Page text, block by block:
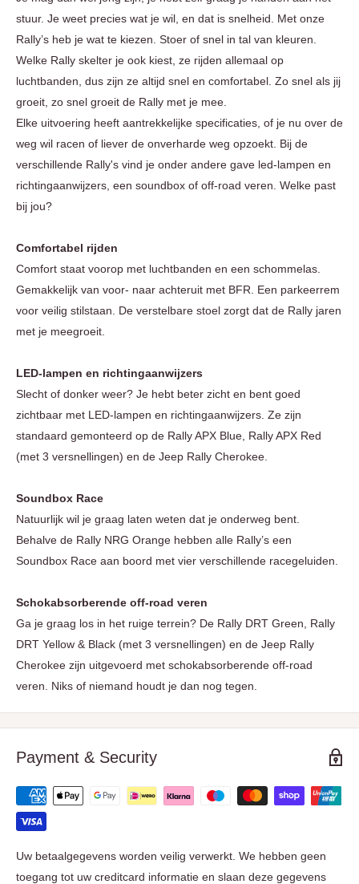
stuur. Je weet precies wat je wil, en dat is snelheid. Met onze
Rally’s heb je wat te kiezen. Stoer of snel in tal van kleuren.
Welke Rally skelter je ook kiest, ze rijden allemaal op
luchtbanden, dus zijn ze altijd snel en comfortabel. Zo snel als jij
groeit, zo snel groeit de Rally met je mee.
Elke uitvoering heeft aantrekkelijke specificaties, of je nu over de
weg wil racen of liever de onverharde weg opzoekt. Bij de
verschillende Rally's vind je onder andere gave led-lampen en
richtingaanwijzers, een soundbox of off-road veren. Welke past
bij jou?
Comfortabel rijden
Comfort staat voorop met luchtbanden en een schommelas.
Gemakkelijk van voor- naar achteruit met BFR. Een parkeerrem
voor veilig stilstaan. De verstelbare stoel zorgt dat de Rally jaren
met je meegroeit.
LED-lampen en richtingaanwijzers
Slecht of donker weer? Je hebt beter zicht en bent goed
zichtbaar met LED-lampen en richtingaanwijzers. Ze zijn
standaard gemonteerd op de Rally APX Blue, Rally APX Red
(met 3 versnellingen) en de Jeep Rally Cherokee.
Soundbox Race
Natuurlijk wil je graag laten weten dat je onderweg bent.
Behalve de Rally NRG Orange hebben alle Rally’s een
Soundbox Race aan boord met vier verschillende racegeluiden.
Schokabsorberende off-road veren
Ga je graag los in het ruige terrein? De Rally DRT Green, Rally
DRT Yellow & Black (met 3 versnellingen) en de Jeep Rally
Cherokee zijn uitgevoerd met schokabsorberende off-road
veren. Niks of niemand houdt je dan nog tegen.
Payment & Security
Uw betaalgegevens worden veilig verwerkt. We hebben geen
toegang tot uw creditcard informatie en slaan deze gegevens